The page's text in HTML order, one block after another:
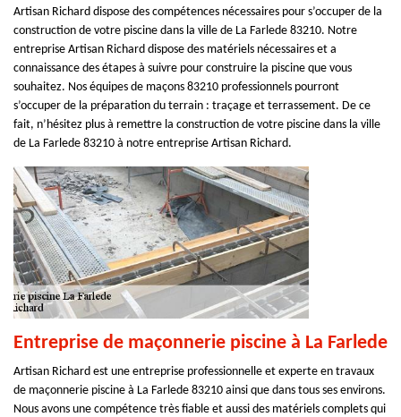
Artisan Richard dispose des compétences nécessaires pour s’occuper de la
construction de votre piscine dans la ville de La Farlede 83210. Notre
entreprise Artisan Richard dispose des matériels nécessaires et a
connaissance des étapes à suivre pour construire la piscine que vous
souhaitez. Nos équipes de maçons 83210 professionnels pourront
s’occuper de la préparation du terrain : traçage et terrassement. De ce
fait, n’hésitez plus à remettre la construction de votre piscine dans la ville
de La Farlede 83210 à notre entreprise Artisan Richard.
Entreprise de maçonnerie piscine à La Farlede
Artisan Richard est une entreprise professionnelle et experte en travaux
de maçonnerie piscine à La Farlede 83210 ainsi que dans tous ses environs.
Nous avons une compétence très fiable et aussi des matériels complets qui